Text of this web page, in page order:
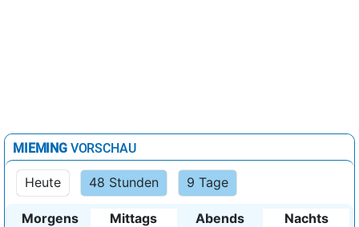
MIEMINGVORSCHAU
Heute 48 Stunden 9 Tage
Morgens Mittags Abends Nachts